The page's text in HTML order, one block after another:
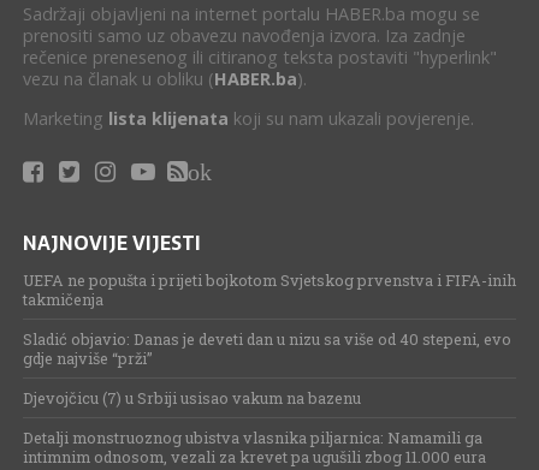
Sadržaji objavljeni na internet portalu HABER.ba mogu se
prenositi samo uz obavezu navođenja izvora. Iza zadnje
rečenice prenesenog ili citiranog teksta postaviti "hyperlink"
vezu na članak u obliku (HABER.ba).
Marketing lista klijenata koji su nam ukazali povjerenje.
ok
NAJNOVIJE VIJESTI
UEFA ne popušta i prijeti bojkotom Svjetskog prvenstva i FIFA-inih
takmičenja
Sladić objavio: Danas je deveti dan u nizu sa više od 40 stepeni, evo
gdje najviše “prži”
Djevojčicu (7) u Srbiji usisao vakum na bazenu
Detalji monstruoznog ubistva vlasnika piljarnica: Namamili ga
intimnim odnosom, vezali za krevet pa ugušili zbog 11.000 eura